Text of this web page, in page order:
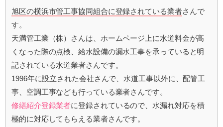
旭区の横浜市管工事協同組合に登録されている業者さんで
す。
天満管工業（株）さんは、ホームページ上に水道料金が高
くなった際の点検、給水設備の漏水工事を承っていると明
記されている水道業者さんです。
1996年に設立された会社さんで、水道工事以外に、配管工
事、空調工事なども行っている業者さんです。
修繕紹介登録業者に登録されているので、水漏れ対応を積
極的に対応してもらえる業者さんです。